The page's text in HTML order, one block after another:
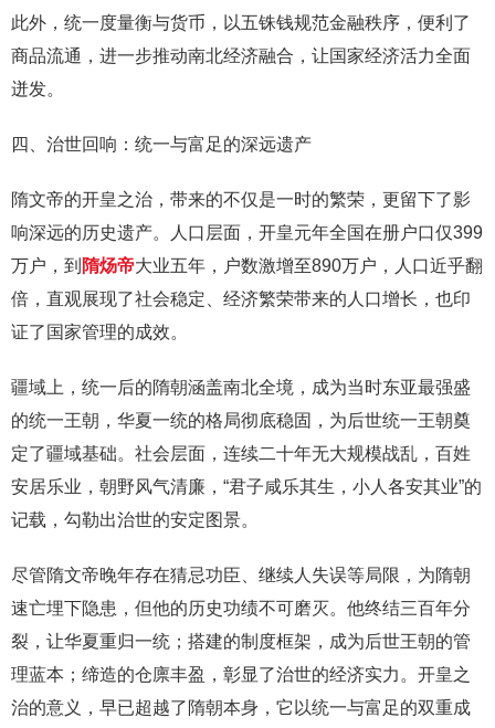
此外，统一度量衡与货币，以五铢钱规范金融秩序，便利了
商品流通，进一步推动南北经济融合，让国家经济活力全面
迸发。
四、治世回响：统一与富足的深远遗产
隋文帝的开皇之治，带来的不仅是一时的繁荣，更留下了影
响深远的历史遗产。人口层面，开皇元年全国在册户口仅399
万户，到 隋炀帝大业五年，户数激增至890万户，人口近乎翻
倍，直观展现了社会稳定、经济繁荣带来的人口增长，也印
证了国家管理的成效。
疆域上，统一后的隋朝涵盖南北全境，成为当时东亚最强盛
的统一王朝，华夏一统的格局彻底稳固，为后世统一王朝奠
定了疆域基础。社会层面，连续二十年无大规模战乱，百姓
安居乐业，朝野风气清廉，“君子咸乐其生，小人各安其业”的
记载，勾勒出治世的安定图景。
尽管隋文帝晚年存在猜忌功臣、继续人失误等局限，为隋朝
速亡埋下隐患，但他的历史功绩不可磨灭。他终结三百年分
裂，让华夏重归一统；搭建的制度框架，成为后世王朝的管
理蓝本；缔造的仓廪丰盈，彰显了治世的经济实力。开皇之
治的意义，早已超越了隋朝本身，它以统一与富足的双重成